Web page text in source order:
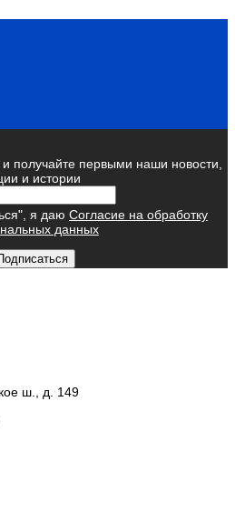
получайте первыми наши новости,
и истории
я даю Согласие на обработку
данных
ш., д. 149